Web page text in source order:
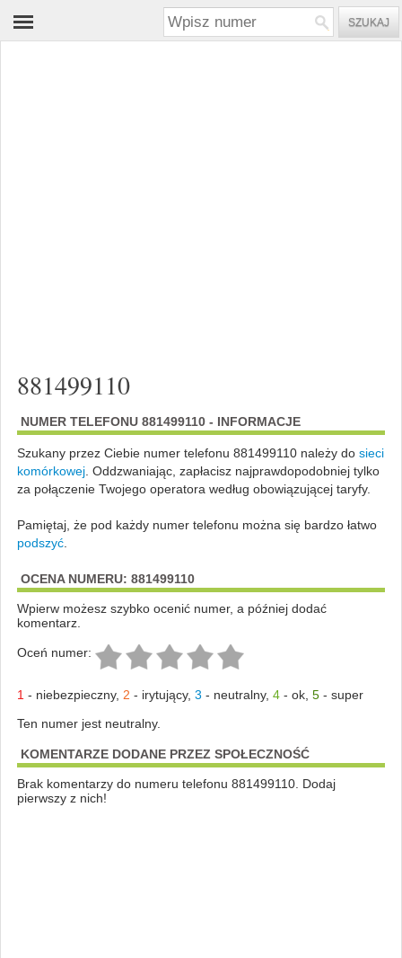
881499110
NUMER TELEFONU 881499110 - INFORMACJE
Szukany przez Ciebie numer telefonu 881499110 należy do sieci
komórkowej. Oddzwaniając, zapłacisz najprawdopodobniej tylko
za połączenie Twojego operatora według obowiązującej taryfy.
Pamiętaj, że pod każdy numer telefonu można się bardzo łatwo
podszyć.
OCENA NUMERU: 881499110
Wpierw możesz szybko ocenić numer, a później dodać
komentarz.
Oceń numer:
1 - niebezpieczny, 2 - irytujący, 3 - neutralny, 4- ok, 5- super
Ten numer jest neutralny.
KOMENTARZE DODANE PRZEZ SPOŁECZNOŚĆ
Brak komentarzy do numeru telefonu 881499110. Dodaj
pierwszy z nich!